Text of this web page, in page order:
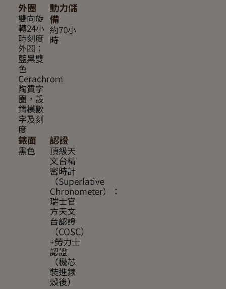
錶面
黑色
外圈
雙向旋
轉24小
時刻度
外圈；
藍黑雙
色
Cerachrom
陶質字
圈，設
鑄模數
字及刻
度
動力儲
備
約70小
時
認證
頂級天
文台精
密時計
（Superlative
Chronometer）：
瑞士官
方天文
台認證
（COSC）
+勞力士
認證
（機芯
裝進錶
殼後）